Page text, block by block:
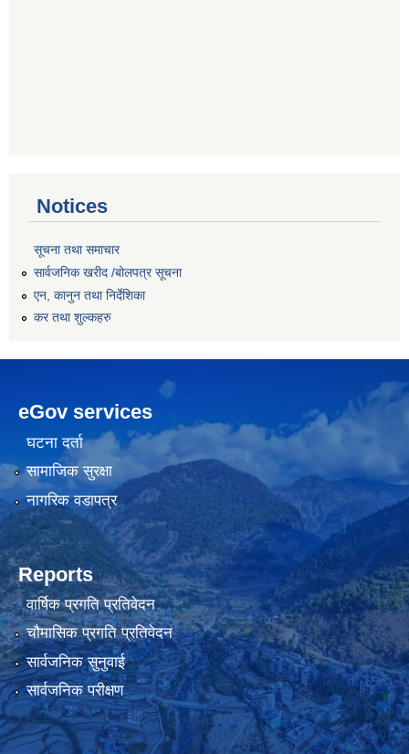
Notices
सूचना तथा समाचार
सार्वजनिक खरीद /बोलपत्र सूचना
एन, कानुन तथा निर्देशिका
कर तथा शुल्कहरु
eGov services
घटना दर्ता
सामाजिक सुरक्षा
नागरिक वडापत्र
Reports
वार्षिक प्रगति प्रतिवेदन
चौमासिक प्रगति प्रतिवेदन
सार्वजनिक सुनुवाई
सार्वजनिक परीक्षण